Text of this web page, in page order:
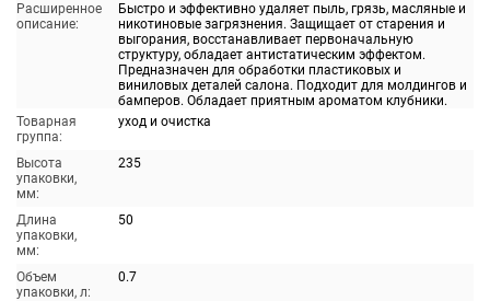
Расширенное
описание:
Быстро и эффективно удаляет пыль, грязь, масляные и
никотиновые загрязнения. Защищает от старения и
выгорания, восстанавливает первоначальную
структуру, обладает антистатическим эффектом.
Предназначен для обработки пластиковых и
виниловых деталей салона. Подходит для молдингов и
бамперов. Обладает приятным ароматом клубники.
Товарная
группа:
уход и очистка
Высота
упаковки,
мм:
235
Длина
упаковки,
мм:
50
Объем
упаковки, л:
0.7